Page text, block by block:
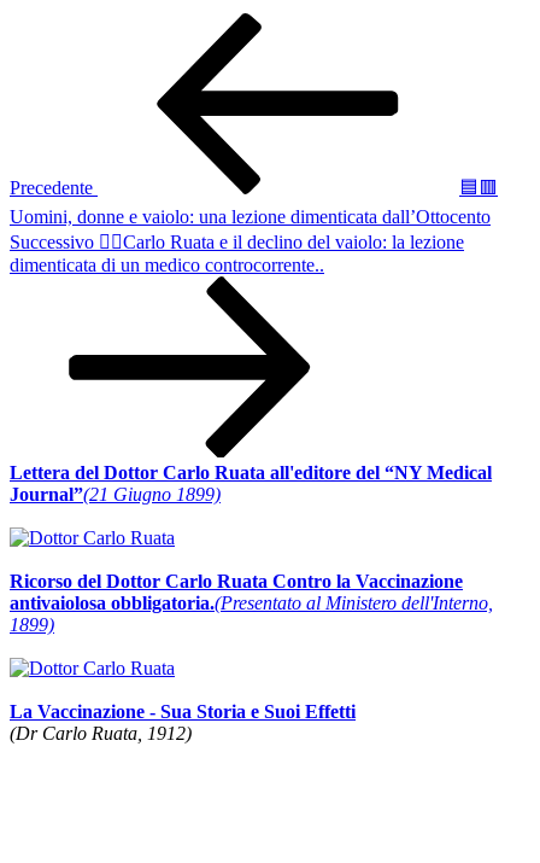
Precedente
🟦🟥
Uomini, donne e vaiolo: una lezione dimenticata dall’Ottocento
Articolo
successivo
Successivo 🧑‍⚕️Carlo Ruata e il declino del vaiolo: la lezione
dimenticata di un medico controcorrente..
Lettera del Dottor Carlo Ruata all'editore del “NY Medical
Journal”(21 Giugno 1899)
Ricorso del Dottor Carlo Ruata Contro la Vaccinazione
antivaiolosa obbligatoria.(Presentato al Ministero dell'Interno,
1899)
La Vaccinazione - Sua Storia e Suoi Effetti
(Dr Carlo Ruata, 1912)